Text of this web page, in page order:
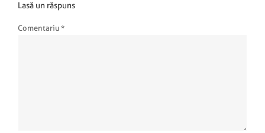
Lasă un răspuns
Comentariu *